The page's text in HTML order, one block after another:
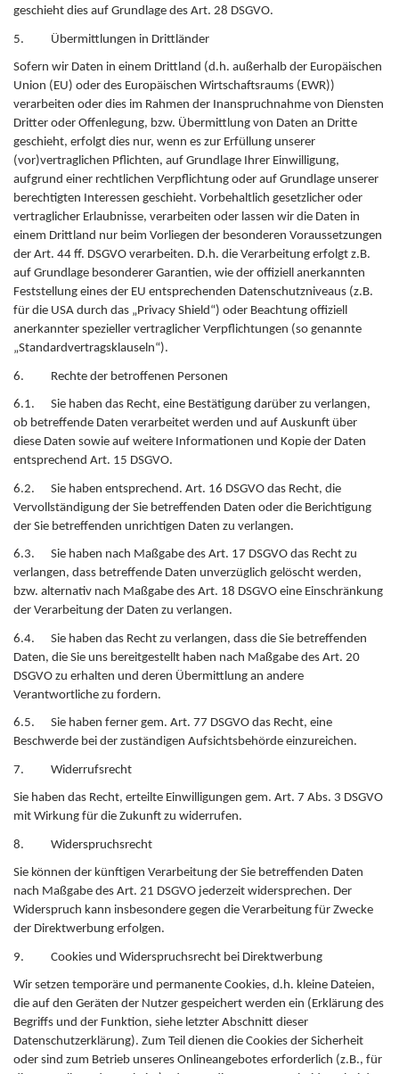
geschieht dies auf Grundlage des Art. 28 DSGVO.
5. Übermittlungen in Drittländer
Sofern wir Daten in einem Drittland (d.h. außerhalb der Europäischen
Union (EU) oder des Europäischen Wirtschaftsraums (EWR))
verarbeiten oder dies im Rahmen der Inanspruchnahme von Diensten
Dritter oder Offenlegung, bzw. Übermittlung von Daten an Dritte
geschieht, erfolgt dies nur, wenn es zur Erfüllung unserer
(vor)vertraglichen Pflichten, auf Grundlage Ihrer Einwilligung,
aufgrund einer rechtlichen Verpflichtung oder auf Grundlage unserer
berechtigten Interessen geschieht. Vorbehaltlich gesetzlicher oder
vertraglicher Erlaubnisse, verarbeiten oder lassen wir die Daten in
einem Drittland nur beim Vorliegen der besonderen Voraussetzungen
der Art. 44 ff. DSGVO verarbeiten. D.h. die Verarbeitung erfolgt z.B.
auf Grundlage besonderer Garantien, wie der offiziell anerkannten
Feststellung eines der EU entsprechenden Datenschutzniveaus (z.B.
für die USA durch das „Privacy Shield“) oder Beachtung offiziell
anerkannter spezieller vertraglicher Verpflichtungen (so genannte
„Standardvertragsklauseln“).
6. Rechte der betroffenen Personen
6.1. Sie haben das Recht, eine Bestätigung darüber zu verlangen,
ob betreffende Daten verarbeitet werden und auf Auskunft über
diese Daten sowie auf weitere Informationen und Kopie der Daten
entsprechend Art. 15 DSGVO.
6.2. Sie haben entsprechend. Art. 16 DSGVO das Recht, die
Vervollständigung der Sie betreffenden Daten oder die Berichtigung
der Sie betreffenden unrichtigen Daten zu verlangen.
6.3. Sie haben nach Maßgabe des Art. 17 DSGVO das Recht zu
verlangen, dass betreffende Daten unverzüglich gelöscht werden,
bzw. alternativ nach Maßgabe des Art. 18 DSGVO eine Einschränkung
der Verarbeitung der Daten zu verlangen.
6.4. Sie haben das Recht zu verlangen, dass die Sie betreffenden
Daten, die Sie uns bereitgestellt haben nach Maßgabe des Art. 20
DSGVO zu erhalten und deren Übermittlung an andere
Verantwortliche zu fordern.
6.5. Sie haben ferner gem. Art. 77 DSGVO das Recht, eine
Beschwerde bei der zuständigen Aufsichtsbehörde einzureichen.
7. Widerrufsrecht
Sie haben das Recht, erteilte Einwilligungen gem. Art. 7 Abs. 3 DSGVO
mit Wirkung für die Zukunft zu widerrufen.
8. Widerspruchsrecht
Sie können der künftigen Verarbeitung der Sie betreffenden Daten
nach Maßgabe des Art. 21 DSGVO jederzeit widersprechen. Der
Widerspruch kann insbesondere gegen die Verarbeitung für Zwecke
der Direktwerbung erfolgen.
9. Cookies und Widerspruchsrecht bei Direktwerbung
Wir setzen temporäre und permanente Cookies, d.h. kleine Dateien,
die auf den Geräten der Nutzer gespeichert werden ein (Erklärung des
Begriffs und der Funktion, siehe letzter Abschnitt dieser
Datenschutzerklärung). Zum Teil dienen die Cookies der Sicherheit
oder sind zum Betrieb unseres Onlineangebotes erforderlich (z.B., für